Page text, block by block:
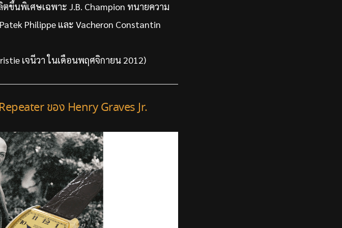
นพิเศษเฉพาะ J.B. Champion ทนายความ
Philippe และ Vacheron Constantin
เจนีวา ในเดือนพฤศจิกายน 2012)
ของ Henry Graves Jr.